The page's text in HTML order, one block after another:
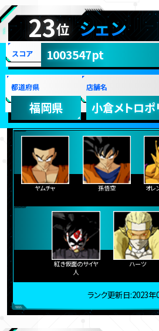
23位 シェン
スコア 1003547pt
都道府県
福岡県
店舗名
小倉メトロポ
ヤムチャ 孫悟空
オレ
紅き仮面のサイヤ
人
ハーツ
ランク更新日:2023年